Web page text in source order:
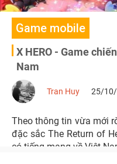
Game mobile
X HERO - Game
Nam
Tran Huy 25/10/
Theo thông tin vừa mới
đặc sắc The Return of
có tiếng mang về Việt